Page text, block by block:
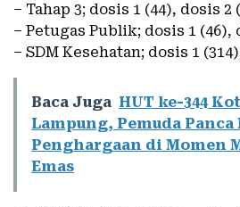
– Tahap 3; dosis 1 (44), dosis 2
– Petugas Publik; dosis 1 (46),
– SDM Kesehatan; dosis 1
Baca Juga HUT ke-344
Lampung, Pemuda Panca
Penghargaan di Momen
Emas